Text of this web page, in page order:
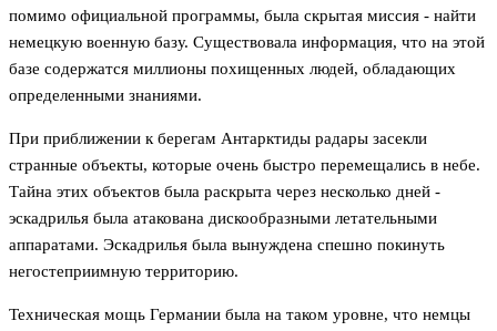
помимо официальной программы, была скрытая миссия - найти
немецкую военную базу. Существовала информация, что на этой
базе содержатся миллионы похищенных людей, обладающих
определенными знаниями.
При приближении к берегам Антарктиды радары засекли
странные объекты, которые очень быстро перемещались в небе.
Тайна этих объектов была раскрыта через несколько дней -
эскадрилья была атакована дискообразными летательными
аппаратами. Эскадрилья была вынуждена спешно покинуть
негостеприимную территорию.
Техническая мощь Германии была на таком уровне, что немцы